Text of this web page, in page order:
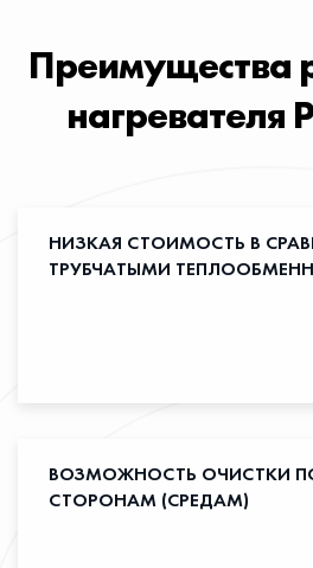
Преимущества
нагревателя
НИЗКАЯ СТОИМОСТЬ В
ТРУБЧАТЫМИ
ВОЗМОЖНОСТЬ ОЧИСТКИ
СТОРОНАМ (СРЕДАМ)